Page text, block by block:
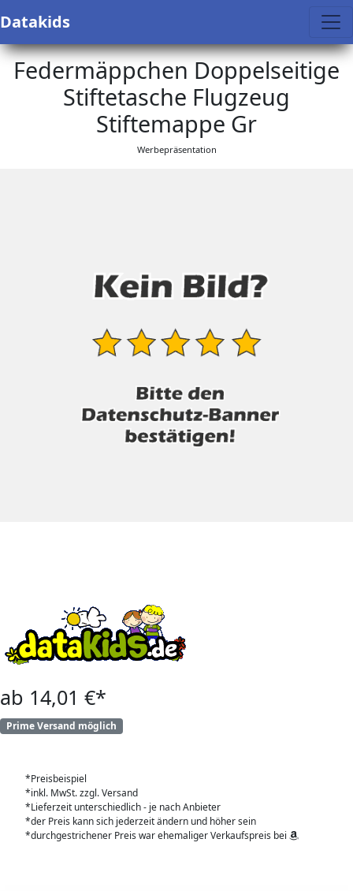
Datakids
Federmäppchen Doppelseitige
Stiftetasche Flugzeug
Stiftemappe Gr
Werbepräsentation
ab 14,01 €*
Prime Versand möglich
*Preisbeispiel
*inkl. MwSt. zzgl. Versand
*Lieferzeit unterschiedlich - je nach Anbieter
*der Preis kann sich jederzeit ändern und höher sein
*durchgestrichener Preis war ehemaliger Verkaufspreis bei